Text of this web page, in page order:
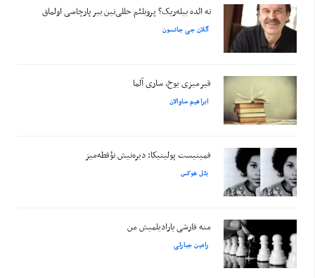
نه ائده بیله‌ریک؟ پروبلئم حللی‌نین بیر پارچاسی اولماق
آللان جی جانسون
قیرمیزی یوخ، ساری آلما
ابراهیم ساوالان
فمینیست پولیتیکا: دیره‌نیش نؤقطه‌میز
بئل هوکس
منه قارشی یارادیلمیش من
رامین جبارلی